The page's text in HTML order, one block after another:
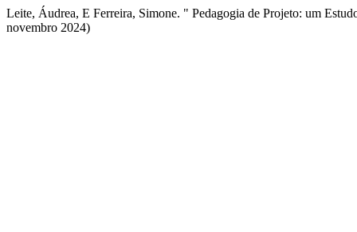
Leite, Áudrea, E Ferreira, Simone. " Pedagogia de Projeto: um
novembro 2024)